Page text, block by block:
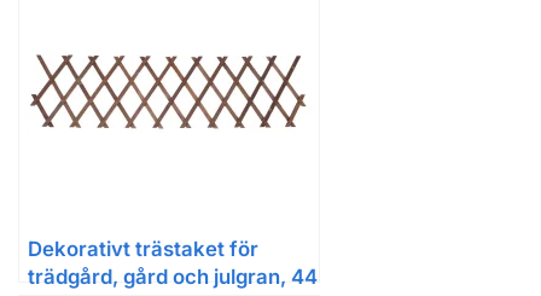
Dekorativt trästaket för
trädgård, gård och julgran, 44